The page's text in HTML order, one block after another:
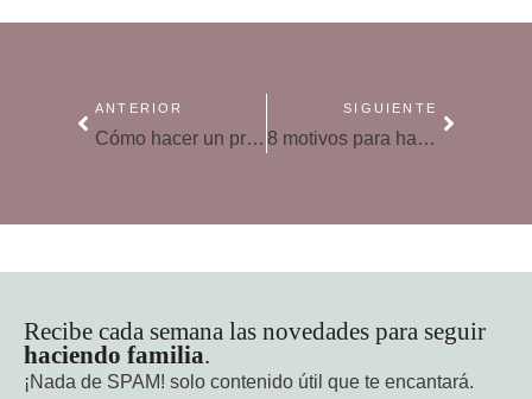
ANTERIOR
Cómo hacer un presupuesto familiar para evitar despilfarros
SIGUIENTE
8 motivos para hacer que el Día de la Madre sean los 365 días del año
Recibe cada semana las novedades para seguir
haciendo familia.
¡Nada de SPAM! solo contenido útil que te encantará.